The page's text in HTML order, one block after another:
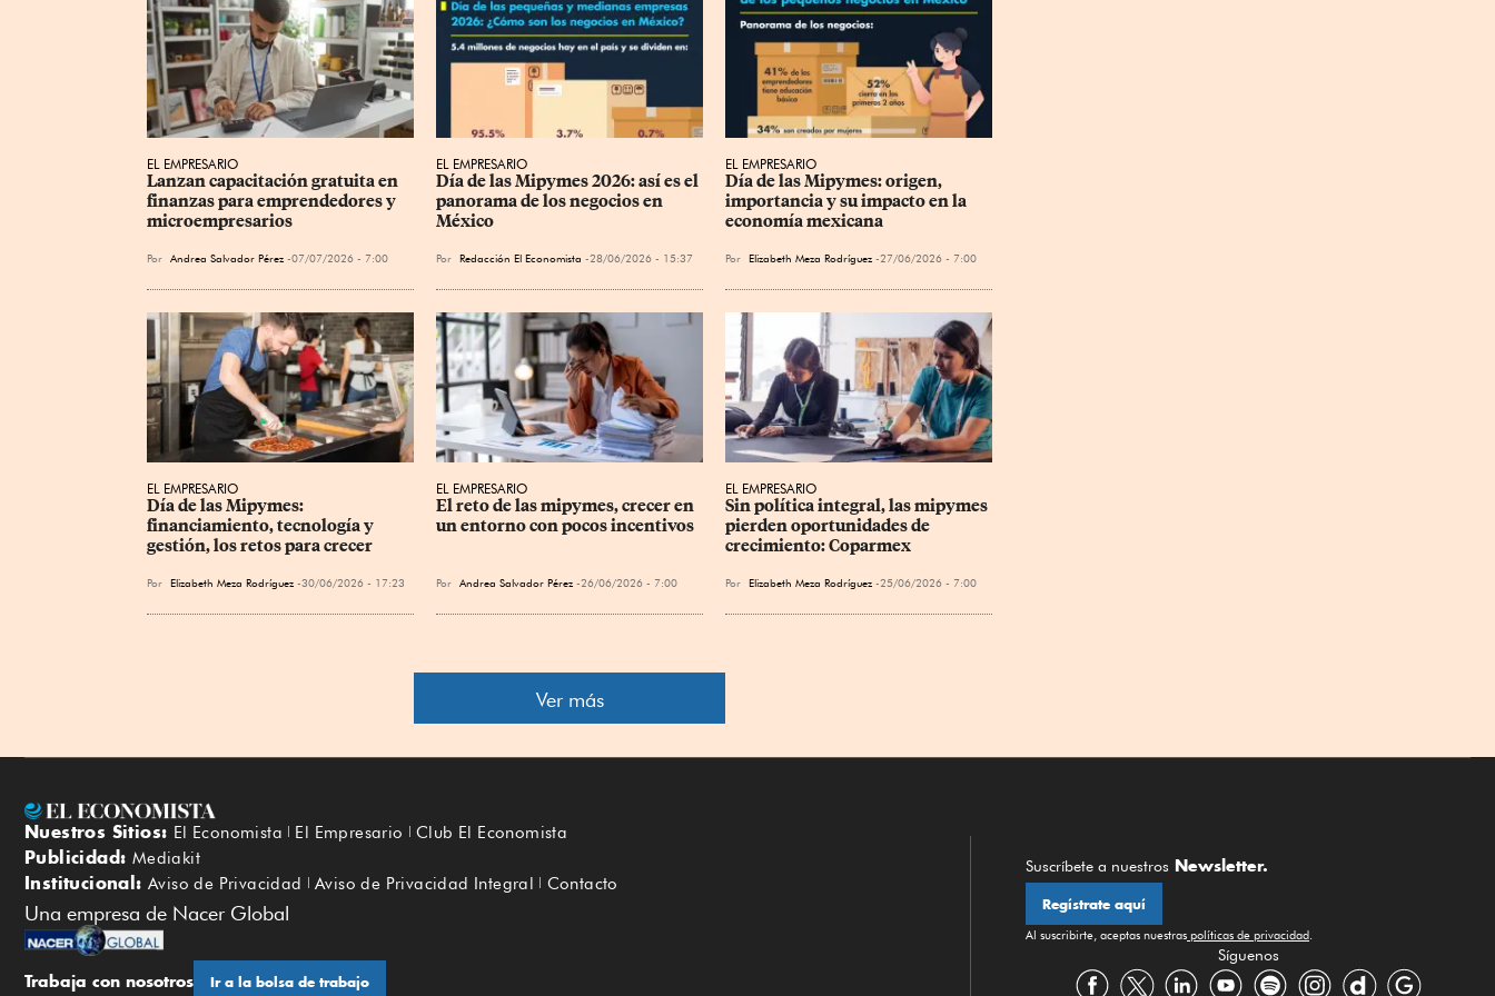
EL EMPRESARIO
Lanzan capacitación gratuita en
finanzas para emprendedores y
microempresarios
Por Andrea Salvador Pérez 07/07/2026 - 7:00
EL EMPRESARIO
Día de las Mipymes 2026: así es el
panorama de los negocios en
México
Por Redacción El Economista 28/06/2026 - 15:37
EL EMPRESARIO
Día de las Mipymes: origen,
importancia y su impacto en la
economía mexicana
Por Elizabeth Meza Rodríguez 27/06/2026 - 7:00
EL EMPRESARIO
Día de las Mipymes:
financiamiento, tecnología y
gestión, los retos para crecer
Por Elizabeth Meza Rodríguez 30/06/2026 - 17:23
EL EMPRESARIO
El reto de las mipymes, crecer en
un entorno con pocos incentivos
Por Andrea Salvador Pérez 26/06/2026 - 7:00
EL EMPRESARIO
Sin política integral, las mipymes
pierden oportunidades de
crecimiento: Coparmex
Por Elizabeth Meza Rodríguez 25/06/2026 - 7:00
Ver más
Nuestros Sitios: El Economista El Empresario Club El Economista
Publicidad: Mediakit
Institucional: Aviso de Privacidad Aviso de Privacidad Integral Contacto
Una empresa de Nacer Global
Trabaja con nosotros Ir a la bolsa de trabajo
Suscríbete a nuestros Newsletter.
Regístrate aquí
Al suscribirte, aceptas nuestras políticas de privacidad
Síguenos